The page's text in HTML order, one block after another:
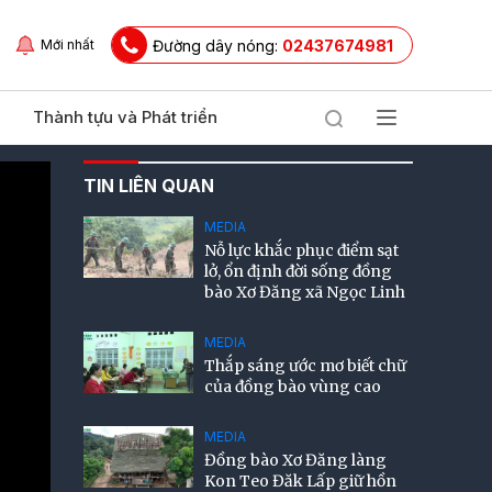
Mới nhất Đường dây nóng: 02437674981
Thành tựu và Phát triển
TIN LIÊN QUAN
MEDIA
Nỗ lực khắc phục điểm sạt
lở, ổn định đời sống đồng
bào Xơ Đăng xã Ngọc Linh
MEDIA
Thắp sáng ước mơ biết chữ
của đồng bào vùng cao
MEDIA
Đồng bào Xơ Đăng làng
Kon Teo Đăk Lấp giữ hồn